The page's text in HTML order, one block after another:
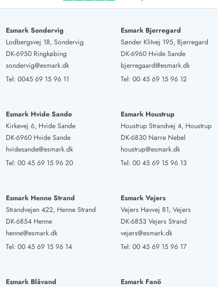
Esmark Sondervig
Lodbergsvej 18, Sondervig
DK-6950 Ringkøbing
sondervig@esmark.dk
Tel: 0045 69 15 96 11
Esmark Bjerregard
Sønder Klitvej 195, Bjerregard
DK-6960 Hvide Sande
bjerregaard@esmark.dk
Tel: 00 45 69 15 96 12
Esmark Hvide Sande
Kirkevej 6, Hvide Sande
DK-6960 Hvide Sande
hvidesande@esmark.dk
Tel: 00 45 69 15 96 20
Esmark Houstrup
Houstrup Strandvej 4, Houstrup
DK-6830 Nørre Nebel
houstrup@esmark.dk
Tel: 00 45 69 15 96 13
Esmark Henne Strand
Strandvejen 422, Henne Strand
DK-6854 Henne
henne@esmark.dk
Tel: 00 45 69 15 96 14
Esmark Vejers
Vejers Havvej 81, Vejers
DK-6853 Vejers Strand
vejers@esmark.dk
Tel: 00 45 69 15 96 17
Esmark Blåvand
Esmark Fanö